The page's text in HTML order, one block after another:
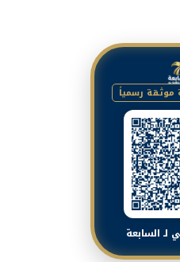
موثقة رسمياً
لـ السابعة